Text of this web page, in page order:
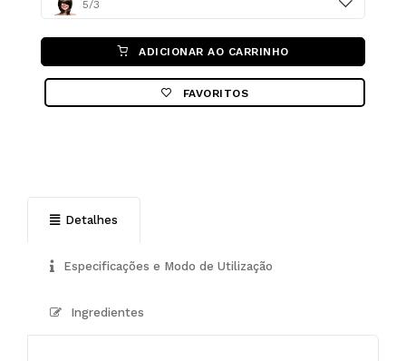
5/3
ADICIONAR AO CARRINHO
FAVORITOS
Detalhes
Especificações e Modo de Utilização
Ingredientes